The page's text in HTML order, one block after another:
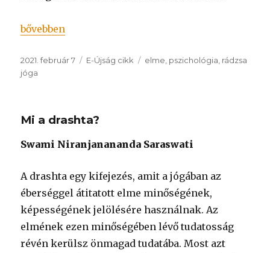
„A jóga és a napjaink életmódja”
bővebben
Közzétéve
2021. február 7 Kategória
E-Újság cikk Címke
elme, pszichológia, rádzsa
jóga
Mi a drashta?
Swami Niranjanananda Saraswati
A drashta egy kifejezés, amit a jógában az
éberséggel átitatott elme minőségének,
képességének jelölésére használnak. Az
elmének ezen minőségében lévő tudatosság
révén kerülsz önmagad tudatába. Most azt